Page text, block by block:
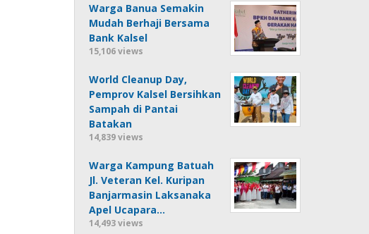
Warga Banua Semakin
Mudah Berhaji Bersama
Bank Kalsel
15,106 views
World Cleanup Day,
Pemprov Kalsel Bersihkan
Sampah di Pantai
Batakan
14,839 views
Warga Kampung Batuah
Jl. Veteran Kel. Kuripan
Banjarmasin Laksanaka
Apel Ucapara…
14,493 views